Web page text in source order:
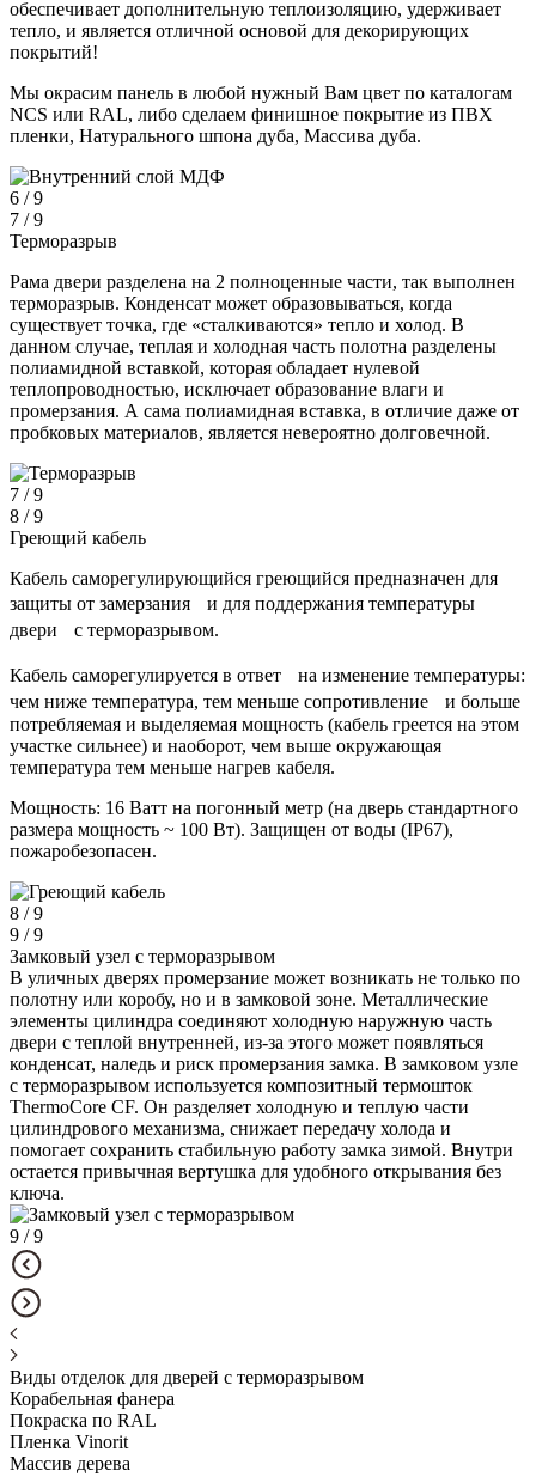
обеспечивает дополнительную теплоизоляцию, удерживает
тепло, и является отличной основой для декорирующих
покрытий!
Мы окрасим панель в любой нужный Вам цвет по каталогам
NCS или RAL, либо сделаем финишное покрытие из ПВХ
пленки, Натурального шпона дуба, Массива дуба.
6 / 9
7 / 9
Терморазрыв
Рама двери разделена на 2 полноценные части, так выполнен
терморазрыв. Конденсат может образовываться, когда
существует точка, где «сталкиваются» тепло и холод. В
данном случае, теплая и холодная часть полотна разделены
полиамидной вставкой, которая обладает нулевой
теплопроводностью, исключает образование влаги и
промерзания. А сама полиамидная вставка, в отличие даже от
пробковых материалов, является невероятно долговечной.
7 / 9
8 / 9
Греющий кабель
Кабель саморегулирующийся греющийся предназначен для
защиты от замерзания и для поддержания температуры
двери с терморазрывом.
Кабель саморегулируется в ответ на изменение температуры:
чем ниже температура, тем меньше сопротивление и больше
потребляемая и выделяемая мощность (кабель греется на этом
участке сильнее) и наоборот, чем выше окружающая
температура тем меньше нагрев кабеля.
Мощность: 16 Ватт на погонный метр (на дверь стандартного
размера мощность ~ 100 Вт). Защищен от воды (IP67),
пожаробезопасен.
8 / 9
9 / 9
Замковый узел с терморазрывом
В уличных дверях промерзание может возникать не только по
полотну или коробу, но и в замковой зоне. Металлические
элементы цилиндра соединяют холодную наружную часть
двери с теплой внутренней, из-за этого может появляться
конденсат, наледь и риск промерзания замка. В замковом узле
с терморазрывом используется композитный термошток
ThermoCore CF. Он разделяет холодную и теплую части
цилиндрового механизма, снижает передачу холода и
помогает сохранить стабильную работу замка зимой. Внутри
остается привычная вертушка для удобного открывания без
ключа.
9 / 9
Виды отделок для дверей с терморазрывом
Корабельная фанера
Покраска по RAL
Пленка Vinorit
Массив дерева